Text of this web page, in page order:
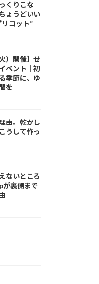
くりこな
ょうどいい
コット”
）開催】せ
ベント｜初
季節に、ゆ
を
由。乾かし
うして作っ
ないところ
が裏側まで